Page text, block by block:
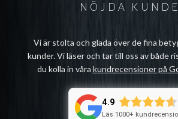
NÖJDA
Vi är stolta och glada över de fina
kunder. Vi läser och tar till oss av både
du kolla in våra kundrecensioner på
4.9
Läs 1000+